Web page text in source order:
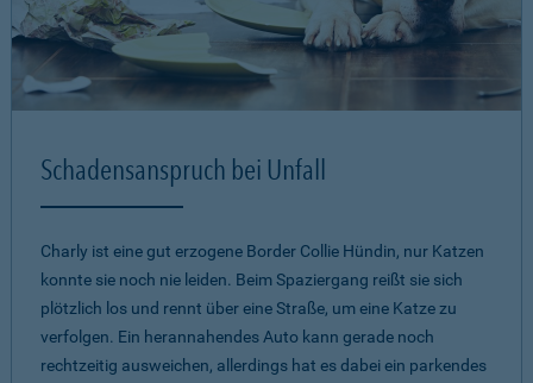
Schadensanspruch bei Unfall
Charly ist eine gut erzogene Border Collie Hündin, nur Katzen
konnte sie noch nie leiden. Beim Spaziergang reißt sie sich
plötzlich los und rennt über eine Straße, um eine Katze zu
verfolgen. Ein herannahendes Auto kann gerade noch
rechtzeitig ausweichen, allerdings hat es dabei ein parkendes